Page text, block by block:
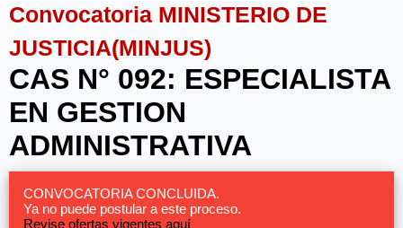
Convocatoria MINISTERIO DE
JUSTICIA(MINJUS)
CAS N° 092: ESPECIALISTA
EN GESTION
ADMINISTRATIVA
CONVOCATORIA CONCLUIDA.
Ya no puede postular a este proceso.
Revise ofertas vigentes aquí